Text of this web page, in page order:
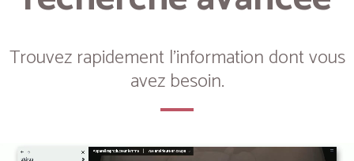
Trouvez rapidement l'information dont vous
avez besoin.